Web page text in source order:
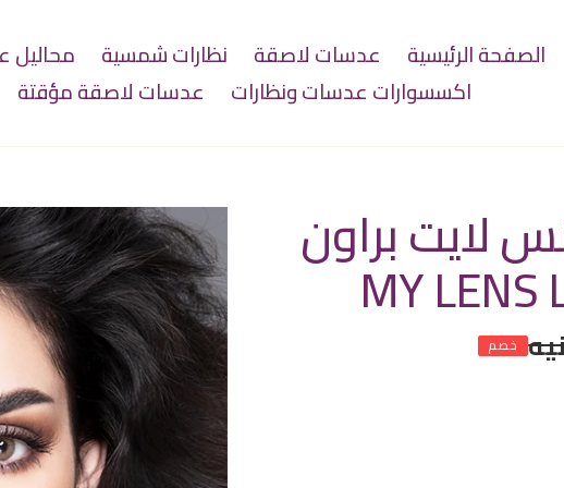
الصفحة الرئيسية عدسات لاصقة نظارات شمسية
اكسسوارات عدسات ونظارات
عدسات لاصقة مؤقتة
لايت براون
MY LENS
خصم